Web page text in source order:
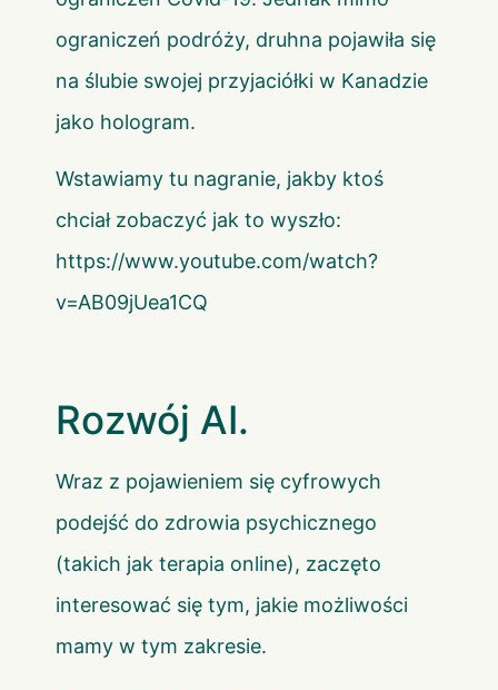
ograniczeń podróży, druhna pojawiła się
na ślubie swojej przyjaciółki w Kanadzie
jako hologram.
Wstawiamy tu nagranie, jakby ktoś
chciał zobaczyć jak to wyszło:
https://www.youtube.com/watch?
v=AB09jUea1CQ
Rozwój AI.
Wraz z pojawieniem się cyfrowych
podejść do zdrowia psychicznego
(takich jak terapia online), zaczęto
interesować się tym, jakie możliwości
mamy w tym zakresie.